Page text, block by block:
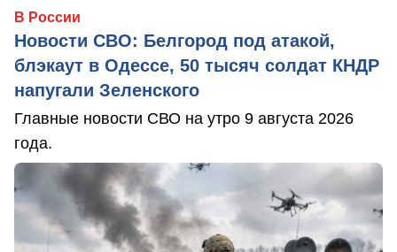
В России
Новости СВО: Белгород под атакой,
блэкаут в Одессе, 50 тысяч солдат КНДР
напугали Зеленского
Главные новости СВО на утро 9 августа 2026
года.